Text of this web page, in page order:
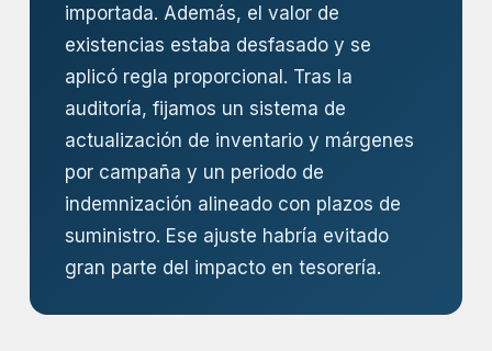
importada. Además, el valor de
existencias estaba desfasado y se
aplicó regla proporcional. Tras la
auditoría, fijamos un sistema de
actualización de inventario y márgenes
por campaña y un periodo de
indemnización alineado con plazos de
suministro. Ese ajuste habría evitado
gran parte del impacto en tesorería.